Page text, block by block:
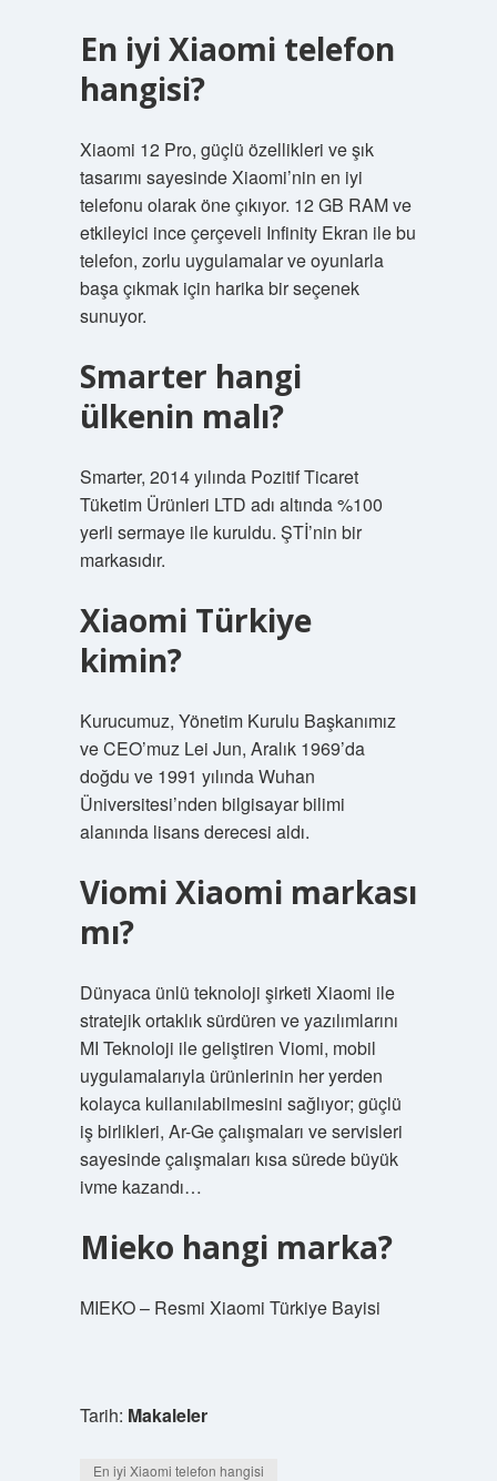
En iyi Xiaomi telefon
hangisi?
Xiaomi 12 Pro, güçlü özellikleri ve şık
tasarımı sayesinde Xiaomi’nin en iyi
telefonu olarak öne çıkıyor. 12 GB RAM ve
etkileyici ince çerçeveli Infinity Ekran ile bu
telefon, zorlu uygulamalar ve oyunlarla
başa çıkmak için harika bir seçenek
sunuyor.
Smarter hangi
ülkenin malı?
Smarter, 2014 yılında Pozitif Ticaret
Tüketim Ürünleri LTD adı altında %100
yerli sermaye ile kuruldu. ŞTİ’nin bir
markasıdır.
Xiaomi Türkiye
kimin?
Kurucumuz, Yönetim Kurulu Başkanımız
ve CEO’muz Lei Jun, Aralık 1969’da
doğdu ve 1991 yılında Wuhan
Üniversitesi’nden bilgisayar bilimi
alanında lisans derecesi aldı.
Viomi Xiaomi markası
mı?
Dünyaca ünlü teknoloji şirketi Xiaomi ile
stratejik ortaklık sürdüren ve yazılımlarını
MI Teknoloji ile geliştiren Viomi, mobil
uygulamalarıyla ürünlerinin her yerden
kolayca kullanılabilmesini sağlıyor; güçlü
iş birlikleri, Ar-Ge çalışmaları ve servisleri
sayesinde çalışmaları kısa sürede büyük
ivme kazandı…
Mieko hangi marka?
MIEKO – Resmi Xiaomi Türkiye Bayisi
Tarih: Makaleler
En iyi Xiaomi telefon hangisi